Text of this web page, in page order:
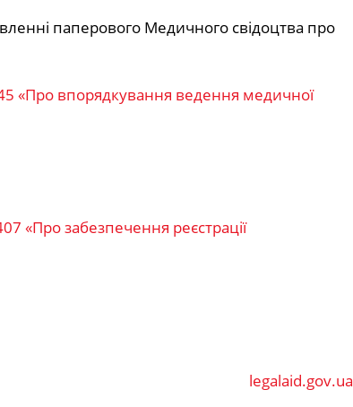
паперового Медичного свідоцтва про
«Про впорядкування ведення медичної
«Про забезпечення реєстрації
legalaid.gov.ua